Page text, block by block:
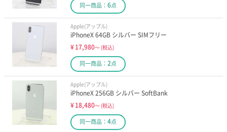
同一商品： 6点
Apple(アップル)
iPhoneX 64GB シルバー SIMフリー
¥17,980～ (税込)
同一商品： 2点
Apple(アップル)
iPhoneX 256GB シルバー SoftBank
¥18,480～ (税込)
同一商品： 4点